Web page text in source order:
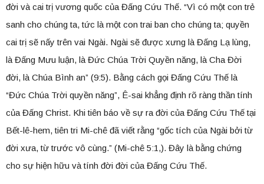
đời và cai trị vương quốc của Đấng Cứu Thế. “Vì có một con trẻ
sanh cho chúng ta, tức là một con trai ban cho chúng ta; quyền
cai trị sẽ nấy trên vai Ngài. Ngài sẽ được xưng là Đấng Lạ lùng,
là Đấng Mưu luận, là Đức Chúa Trời Quyền năng, là Cha Đời
đời, là Chúa Bình an” (9:5). Bằng cách gọi Đấng Cứu Thế là
“Đức Chúa Trời quyền năng”, Ê-sai khẳng định rõ ràng thần tính
của Đấng Christ. Khi tiên báo về sự ra đời của Đấng Cứu Thế tại
Bết-lê-hem, tiên tri Mi-chê đã viết rằng “gốc tích của Ngài bởi từ
đời xưa, từ trước vô cùng.” (Mi-chê 5:1,). Đây là bằng chứng
cho sự hiện hữu và tính đời đời của Đấng Cứu Thế.